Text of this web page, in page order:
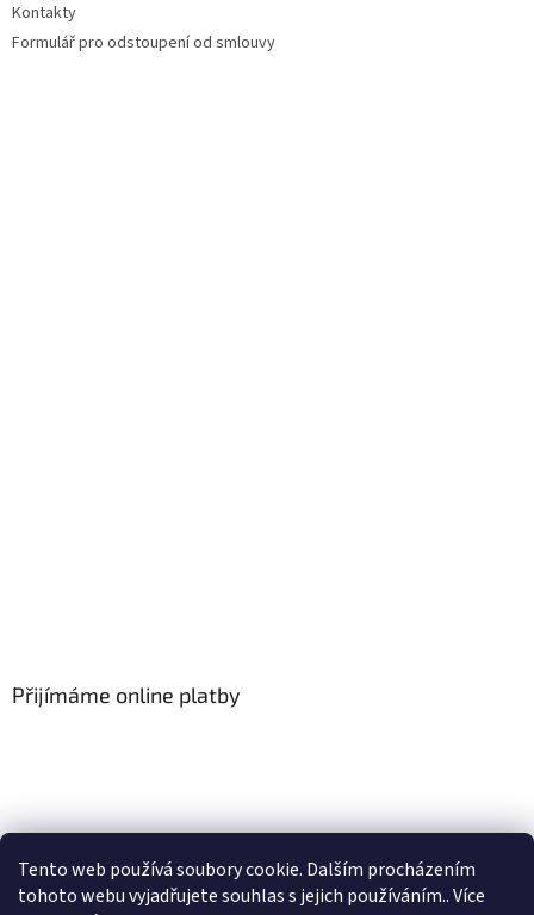
Tento web používá soubory cookie. Dalším procházením
tohoto webu vyjadřujete souhlas s jejich používáním.. Více
Kontakty
Formulář pro odstoupení od smlouvy
Přijímáme online platby